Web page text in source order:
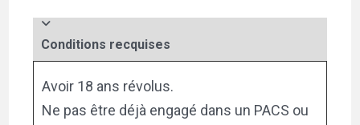
Conditions recquises
Avoir 18 ans révolus.
Ne pas être déjà engagé dans un PACS ou